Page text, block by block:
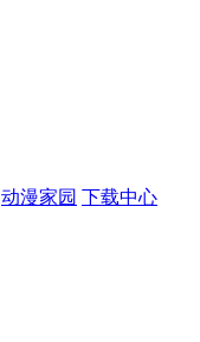
动漫家园 下载中心